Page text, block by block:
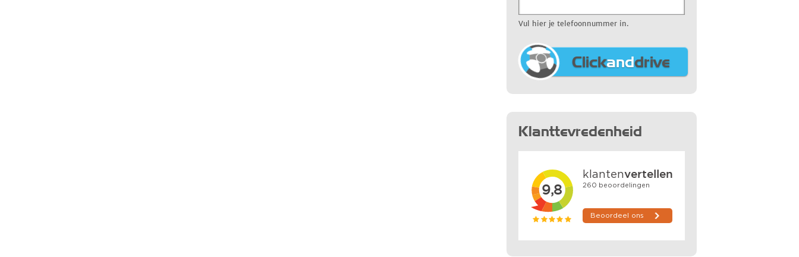
Vul hier je telefoonnummer in.
Clickanddrive
Klanttevredenheid